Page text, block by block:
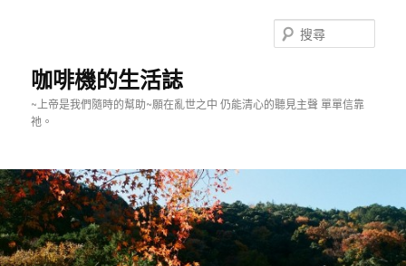
咖啡機的生活誌
~上帝是我們隨時的幫助~願在亂世之中 仍能清心的聽見主聲 單單信靠
祂。
尋